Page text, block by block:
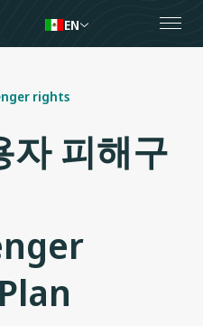
EN
rights
자 피해구